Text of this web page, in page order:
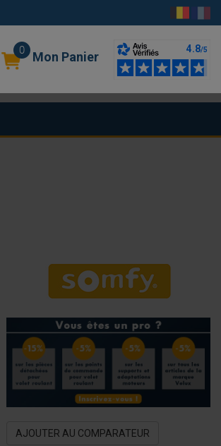
0 Mon Panier
AJOUTER AU COMPARATEUR